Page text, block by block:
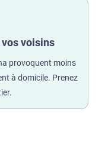
voisins
provoquent moins
à domicile. Prenez